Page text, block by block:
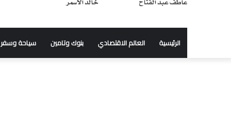
الرئيسية العالم الاقتصادي بنوك وتامين سياحة وسفر